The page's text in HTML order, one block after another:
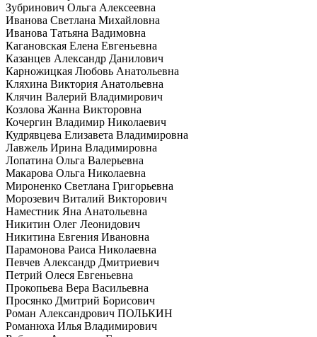
Зубринович Ольга Алексеевна
Иванова Светлана Михайловна
Иванова Татьяна Вадимовна
Кагановская Елена Евгеньевна
Казанцев Александр Данилович
Карножицкая Любовь Анатольевна
Кляхина Виктория Анатольевна
Клячин Валерий Владимирович
Козлова Жанна Викторовна
Кочергин Владимир Николаевич
Кудрявцева Елизавета Владимировна
Лавжель Ирина Владимировна
Лопатина Ольга Валерьевна
Макарова Ольга Николаевна
Мироненко Светлана Григорьевна
Морозевич Виталий Викторович
Наместник Яна Анатольевна
Никитин Олег Леонидович
Никитина Евгения Ивановна
Парамонова Раиса Николаевна
Певчев Александр Дмитриевич
Петрий Олеся Евгеньевна
Прокопьева Вера Васильевна
Просянко Дмитрий Борисович
Роман Александрович ПОЛЬКИН
Романюха Илья Владимирович